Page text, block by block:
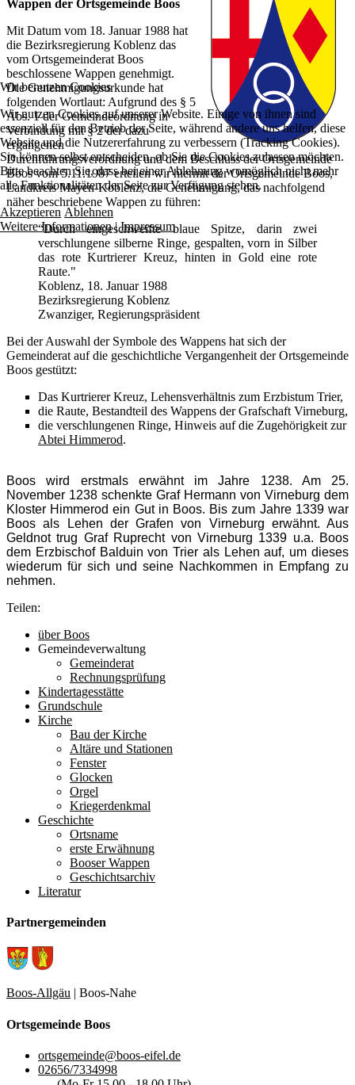
Wappen der Ortsgemeinde Boos
Mit Datum vom 18. Januar 1988 hat
die Bezirksregierung Koblenz das
vom Ortsgemeinderat Boos
beschlossene Wappen genehmigt.
Die Genehmigungsurkunde hat
folgenden Wortlaut: Aufgrund des § 5
Abs. 1 der Gemeindeordnung in
Verbindung mit § 2 der dazu
ergangenen
Durchführungsverordnung und dem Beschluss der Ortsgemeinde
Boos vom 5.11.1987 erteilen wir hiermit der Ortsgemeinde Boos,
Landkreis Mayen-Koblenz, die Genehmigung, das nachfolgend
näher beschriebene Wappen zu führen:
“Durch eingeschweifte blaue Spitze, darin zwei
verschlungene silberne Ringe, gespalten, vorn in Silber
das rote Kurtrierer Kreuz, hinten in Gold eine rote
Raute."
Koblenz, 18. Januar 1988
Bezirksregierung Koblenz
Zwanziger, Regierungspräsident
Bei der Auswahl der Symbole des Wappens hat sich der
Gemeinderat auf die geschichtliche Vergangenheit der Ortsgemeinde
Boos gestützt:
Das Kurtrierer Kreuz, Lehensverhältnis zum Erzbistum Trier,
die Raute, Bestandteil des Wappens der Grafschaft Virneburg,
die verschlungenen Ringe, Hinweis auf die Zugehörigkeit zur
Abtei Himmerod.
Boos wird erstmals erwähnt im Jahre 1238. Am 25.
November 1238 schenkte Graf Hermann von Virneburg dem
Kloster Himmerod ein Gut in Boos. Bis zum Jahre 1339 war
Boos als Lehen der Grafen von Virneburg erwähnt. Aus
Geldnot trug Graf Ruprecht von Virneburg 1339 u.a. Boos
dem Erzbischof Balduin von Trier als Lehen auf, um dieses
wiederum für sich und seine Nachkommen in Empfang zu
nehmen.
Teilen:
über Boos
Gemeindeverwaltung
Gemeinderat
Rechnungsprüfung
Kindertagesstätte
Grundschule
Kirche
Bau der Kirche
Altäre und Stationen
Fenster
Glocken
Orgel
Kriegerdenkmal
Geschichte
Ortsname
erste Erwähnung
Booser Wappen
Geschichtsarchiv
Literatur
Partnergemeinden
Boos-Allgäu | Boos-Nahe
Ortsgemeinde Boos
ortsgemeinde@boos-eifel.de
02656/7334998
Wir benutzen Cookies
Wir nutzen Cookies auf unserer Website. Einige von ihnen sind
essenziell für den Betrieb der Seite, während andere uns helfen, diese
Website und die Nutzererfahrung zu verbessern (Tracking Cookies).
Sie können selbst entscheiden, ob Sie die Cookies zulassen möchten.
Bitte beachten Sie, dass bei einer Ablehnung womöglich nicht mehr
alle Funktionalitäten der Seite zur Verfügung stehen.
Akzeptieren Ablehnen
Weitere Informationen|Impressum